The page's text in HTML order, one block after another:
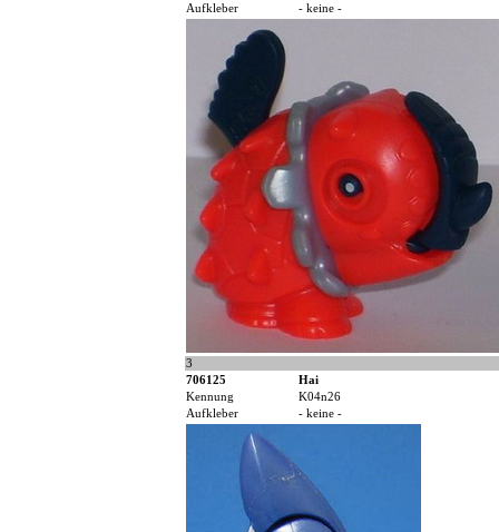
Aufkleber
- keine -
3
706125
Hai
Kennung
K04n26
Aufkleber
- keine -